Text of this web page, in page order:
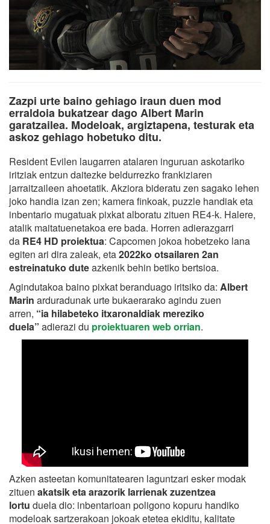
Zazpi urte baino gehiago iraun duen mod
erraldoia bukatzear dago Albert Marin
garatzailea. Modeloak, argiztapena, testurak eta
askoz gehiago hobetuko ditu.
Resident Evilen laugarren atalaren inguruan askotariko
iritziak entzun daitezke beldurrezko frankiziaren
jarraitzaileen ahoetatik. Akziora bideratu zen sagako lehen
joko handia izan zen; kamera finkoak, puzzle handiak eta
inbentario mugatuak pixkat alboratu zituen RE4-k. Halere,
atalik maitatuenetakoa ere bada. Horren adierazgarri
da RE4 HD proiektua: Capcomen jokoa hobetzeko lana
egiten ari dira zaleak, eta2022ko otsailaren 2an
estreinatuko duteazkenik behin betiko bertsioa.
Agindutakoa baino pixkat beranduago iritsiko da: Albert
Marin arduradunak urte bukaerarako agindu zuen
arren, “ia hilabeteko itxaronaldiak mereziko
duela” adierazi du proiektuaren web orrian.
Azken asteetan komunitatearen laguntzari esker modak
zituen akatsik eta arazorik larrienak zuzentzea
lortu duela dio: inbentarioan poligono kopuru handiko
modeloak sartzerakoan jokoak etetea ekiditu, kalitate